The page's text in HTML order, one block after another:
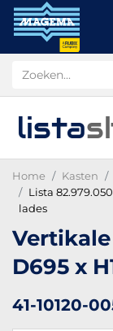
lista
Home Kasten
Lista
lades
D695 x
41-10120-